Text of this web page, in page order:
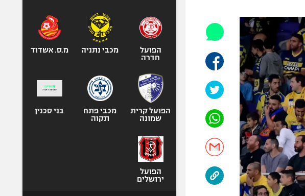
אופניים
ספורט מוטורי
כדורמים
בייסבול MLB
ספורט אתגרי
אומנויות לחימה
הפועל
חדרה
מכבי נתניה מ.ס. אשדוד
הפועל קרית
שמונה
מכבי פתח
תקוה
בני סכנין
הפועל
ירושלים